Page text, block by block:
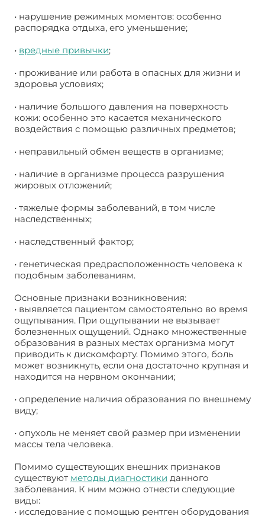
• нарушение режимных моментов: особенно
распорядка отдыха, его уменьшение;
• вредные привычки;
• проживание или работа в опасных для жизни и
здоровья условиях;
• наличие большого давления на поверхность
кожи: особенно это касается механического
воздействия с помощью различных предметов;
• неправильный обмен веществ в организме;
• наличие в организме процесса разрушения
жировых отложений;
• тяжелые формы заболеваний, в том числе
наследственных;
• наследственный фактор;
• генетическая предрасположенность человека к
подобным заболеваниям.
Основные признаки возникновения:
• выявляется пациентом самостоятельно во время
ощупывания. При ощупывании не вызывает
болезненных ощущений. Однако множественные
образования в разных местах организма могут
приводить к дискомфорту. Помимо этого, боль
может возникнуть, если она достаточно крупная и
находится на нервном окончании;
• определение наличия образования по внешнему
виду;
• опухоль не меняет свой размер при изменении
массы тела человека.
Помимо существующих внешних признаков
существуют методы диагностики данного
заболевания. К ним можно отнести следующие
виды:
• исследование с помощью рентген оборудования